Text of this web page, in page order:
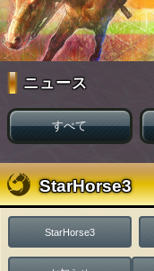
ニュース
すべて
StarHorse3
StarHorse3